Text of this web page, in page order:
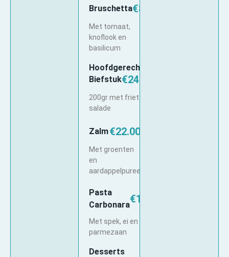
Bruschetta€8.00
Met tomaat,
knoflook en
basilicum
Hoofdgerechten
Biefstuk€24.50
200gr met friet en
salade
Zalm€22.00
Met groenten
en
aardappelpuree
Pasta
Carbonara€16.50
Met spek, ei en
parmezaan
Desserts